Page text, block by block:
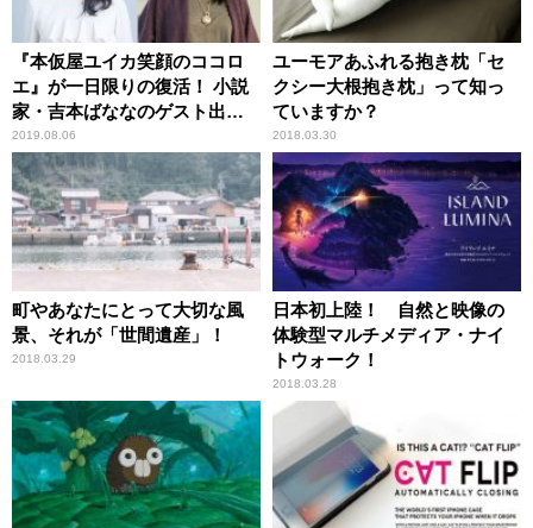
『本仮屋ユイカ笑顔のココロ
エ』が一日限りの復活！ 小説
家・吉本ばななのゲスト出演
が決定！
2019.08.06
ユーモアあふれる抱き枕「セ
クシー大根抱き枕」って知っ
ていますか？
2018.03.30
町やあなたにとって大切な風
景、それが「世間遺産」！
2018.03.29
日本初上陸！ 自然と映像の
体験型マルチメディア・ナイ
トウォーク！
2018.03.28